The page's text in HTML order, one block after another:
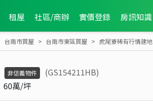
租屋 社區/商辦 實價登錄 房訊知識
台南市買屋 台南市東區買屋 虎尾寮稀有行情建地
非信義物件
(GS154211HB)
60萬/坪